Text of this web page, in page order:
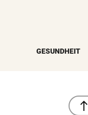
GESUNDHEIT
north